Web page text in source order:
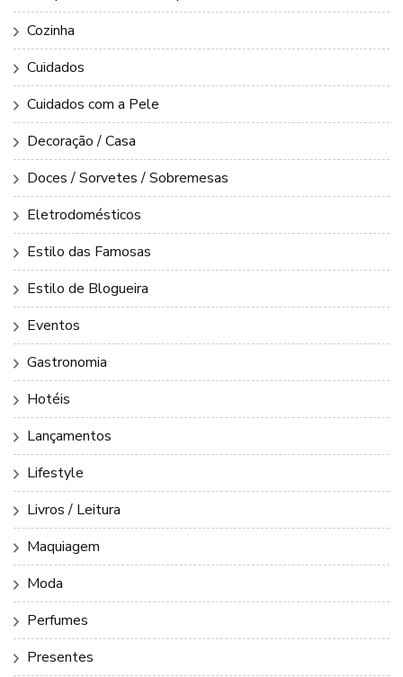
Cozinha
Cuidados
Cuidados com a Pele
Decoração / Casa
Doces / Sorvetes / Sobremesas
Eletrodomésticos
Estilo das Famosas
Estilo de Blogueira
Eventos
Gastronomia
Hotéis
Lançamentos
Lifestyle
Livros / Leitura
Maquiagem
Moda
Perfumes
Presentes